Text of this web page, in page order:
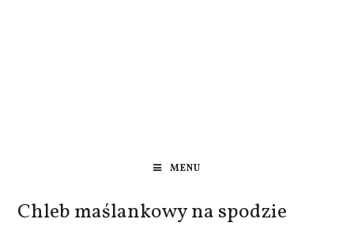
MENU
Chleb maślankowy na spodzie